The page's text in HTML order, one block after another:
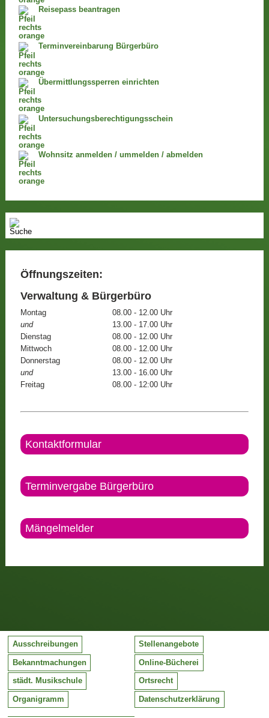
Reisepass beantragen
Terminvereinbarung Bürgerbüro
Übermittlungssperren einrichten
Untersuchungsberechtigungsschein
Wohnsitz anmelden / ummelden / abmelden
Öffnungszeiten:
Verwaltung & Bürgerbüro
Montag
08.00 - 12.00 Uhr
und
13.00 - 17.00 Uhr
Dienstag
08.00 - 12.00 Uhr
Mittwoch
08.00 - 12.00 Uhr
Donnerstag
08.00 - 12.00 Uhr
und
13.00 - 16.00 Uhr
Freitag
08.00 - 12:00 Uhr
Kontaktformular
Terminvergabe Bürgerbüro
Mängelmelder
Ausschreibungen Stellenangebote
Bekanntmachungen Online-Bücherei
städt. Musikschule Ortsrecht
Organigramm Datenschutzerklärung